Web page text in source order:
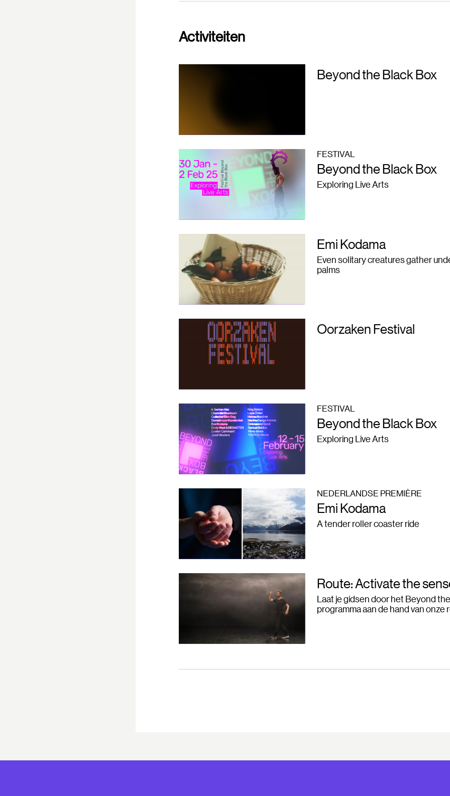
Activiteiten
Beyond the Black Box
FESTIVAL
Beyond the Black Box
Exploring Live Arts
Emi Kodama
Even solitary creatures gather
palms
Oorzaken Festival
FESTIVAL
Beyond the Black Box
Exploring Live Arts
NEDERLANDSE PREMIÈRE
Emi Kodama
A tender roller coaster ride
Route: Activate the
Laat je gidsen door het Beyond
programma aan de hand van onze